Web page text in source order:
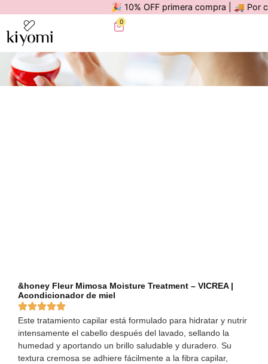
🎉 10% OFF primera compra | 🚚 Por
0
&honey Fleur Mimosa Moisture Treatment – VICREA |
Acondicionador de miel
Este tratamiento capilar está formulado para hidratar y nutrir
intensamente el cabello después del lavado, sellando la
humedad y aportando un brillo saludable y duradero. Su
textura cremosa se adhiere fácilmente a la fibra capilar,